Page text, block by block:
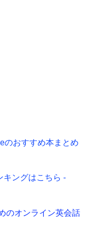
のおすすめ本まとめ
キングはこちら -
のオンライン英会話